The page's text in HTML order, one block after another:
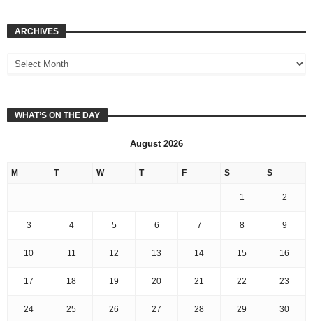
ARCHIVES
WHAT’S ON THE DAY
August 2026
M T W T F S S
1 2
3 4 5 6 7 8 9
10 11 12 13 14 15 16
17 18 19 20 21 22 23
24 25 26 27 28 29 30